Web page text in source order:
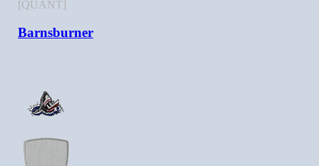
[QUANT]
Barnsburner